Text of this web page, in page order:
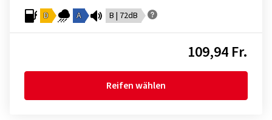
D A B | 72dB
109,94 Fr.
Reifen wählen